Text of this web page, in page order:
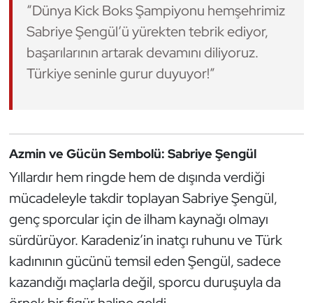
“Dünya Kick Boks Şampiyonu hemşehrimiz
Sabriye Şengül’ü yürekten tebrik ediyor,
başarılarının artarak devamını diliyoruz.
Türkiye seninle gurur duyuyor!”
Azmin ve Gücün Sembolü: Sabriye Şengül
Yıllardır hem ringde hem de dışında verdiği
mücadeleyle takdir toplayan Sabriye Şengül,
genç sporcular için de ilham kaynağı olmayı
sürdürüyor. Karadeniz’in inatçı ruhunu ve Türk
kadınının gücünü temsil eden Şengül, sadece
kazandığı maçlarla değil, sporcu duruşuyla da
Oryantiring
Özel Sporcular
Paralimpik
Satranç
Sualtı Sporları
Tekvando
Tenis